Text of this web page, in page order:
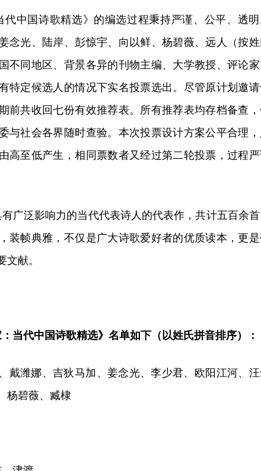
代中国诗歌精选》的编选过程秉持严谨、公平、透
念光、陆岸、彭惊宇、向以鲜、杨碧薇、远人（按
不同地区、背景各异的刊物主编、大学教授、评论
特定候选人的情况下实名投票选出。尽管原计划邀
前共收回七份有效推荐表。所有推荐表均存档备查
与社会各界随时查验。本次投票设计方案公平合理
高至低产生，相同票数者又经过第二轮投票，过程
广泛影响力的当代代表诗人的代表作，共计五百余
装帧典雅，不仅是广大诗歌爱好者的优质读本，更
献。
当代中国诗歌精选》名单如下（以姓氏拼音排序）：
戴潍娜、吉狄马加、姜念光、李少君、欧阳江河、
杨碧薇、臧棣